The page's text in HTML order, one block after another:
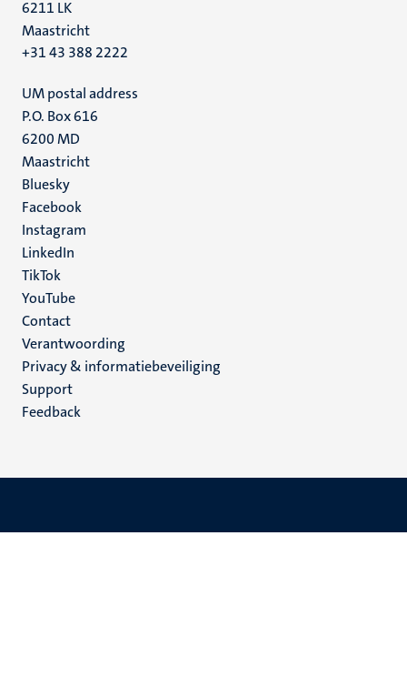
6211 LK
Maastricht
+31 43 388 2222
UM postal address
P.O. Box 616
6200 MD
Maastricht
Social
media
Bluesky
Facebook
Instagram
LinkedIn
TikTok
YouTube
Menu
footer
(NL)
Contact
Verantwoording
Privacy & informatiebeveiliging
Support
Feedback